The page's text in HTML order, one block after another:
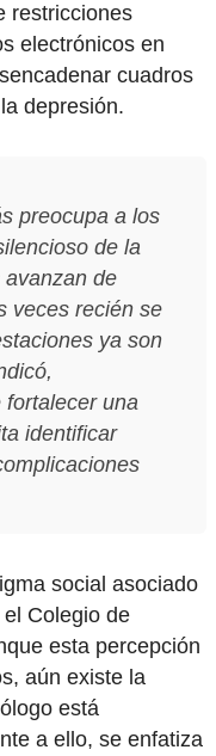
restricciones
electrónicos en
cuadros
depresión.
preocupa a los
de la
avanzan de
veces recién se
ya son
una
identificar
social asociado
Colegio de
esta percepción
aún existe la
está
a ello, se enfatiza